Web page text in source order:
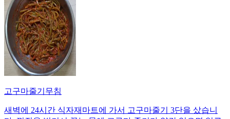
고구마줄기무침
새벽에 24시간 식자재마트에 가서 고구마줄기 3단을 샀습니